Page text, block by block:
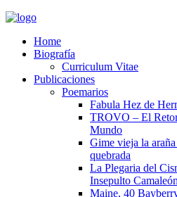
Home
Biografía
Curriculum Vitae​
Publicaciones
Poemarios
Fabula Hez de
TROVO – El
Mundo
Gime vieja la
quebrada
La Plegaria del
Insepulto Camaleón
Maine, 40